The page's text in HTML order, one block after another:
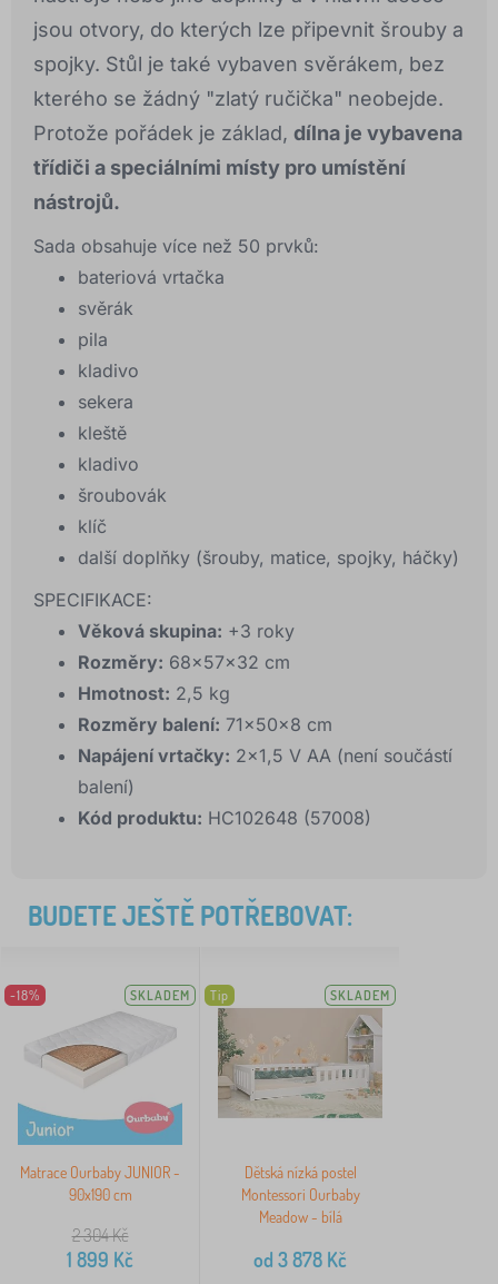
jsou otvory, do kterých lze připevnit šrouby a
spojky. Stůl je také vybaven svěrákem, bez
kterého se žádný "zlatý ručička" neobejde.
Protože pořádek je základ, dílna je vybavena
třídiči a speciálními místy pro umístění
nástrojů.
Sada obsahuje více než 50 prvků:
bateriová vrtačka
svěrák
pila
kladivo
sekera
kleště
kladivo
šroubovák
klíč
další doplňky (šrouby, matice, spojky, háčky)
SPECIFIKACE:
Věková skupina: +3 roky
Rozměry: 68x57x32 cm
Hmotnost: 2,5 kg
Rozměry balení: 71x50x8 cm
Napájení vrtačky: 2x1,5 V AA (není součástí
balení)
Kód produktu: HC102648 (57008)
BUDETE JEŠTĚ POTŘEBOVAT:
-18% SKLADEM
Matrace Ourbaby JUNIOR -
90x190 cm
2 304Kč
1 899 Kč
Tip SKLADEM
Dětská nízká postel
Montessori Ourbaby
Meadow - bílá
od 3 878 Kč